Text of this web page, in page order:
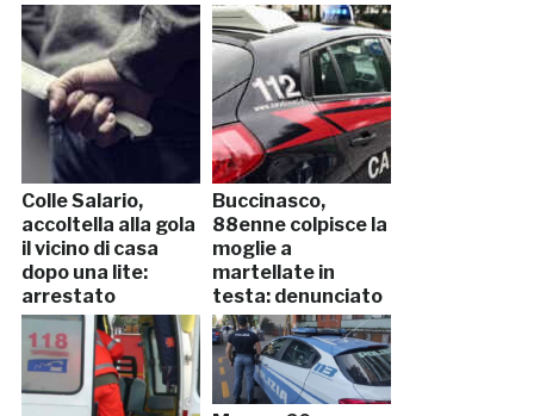
Colle Salario,
accoltella alla gola
il vicino di casa
dopo una lite:
arrestato
Buccinasco,
88enne colpisce la
moglie a
martellate in
testa: denunciato